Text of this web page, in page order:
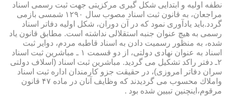
نطفه اولیه و ابتدایی شكل گیری مركزیتی جهت ثبت رسمی اسناد
مراجعان، به قانون ثبت اسناد مصوب سال ۱۲۹۰ شمسی بازمی
گردد.باید یادآوری نمود كه در آن دوران، شكل اولیه دفاتر اسناد
رسمی به هیچ عنوان جنبه استقلالی نداشته است. مطابق قانون یاد
شده، به منظور رسمیت دادن به اسناد قاطبه مردم، دوایر ثبت
اسناد به عنوان نهادی دولتی، از دو قسمت ۱ ـ مباشرین ثبت اسناد
۲ـ دفتر راكد تشكیل می گردید. مباشرین ثبت اسناد (اسلاف دولتی
سران دفاتر امروزی)، در حقیقت جزو كارمندان اداره ثبت اسناد
واملاك محسوب می گردیدند كه وظایف آنان در ماده ۴۷ قانون
مرقوم،اینچنین تبیین شده بود .